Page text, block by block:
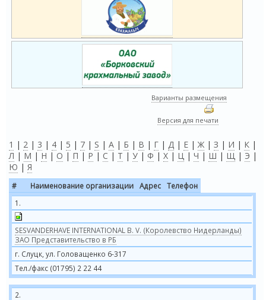
Варианты размещения
Версия для печати
1 | 2 | 3 | 4 | 5 | 7 | S | А | Б | В | Г | Д | Е | Ж | З | И | К |
Л | М | Н | О | П | Р | С | Т | У | Ф | Х | Ц | Ч | Ш | Щ | Э |
Ю | Я
# Наименование организации Адрес
Телефон
1.
SESVANDERHAVE INTERNATIONAL B. V. (Королевство Нидерланды)
ЗАО Представительство в РБ
г. Слуцк, ул. Головащенко 6-317
Тел./факс (01795) 2 22 44
2.